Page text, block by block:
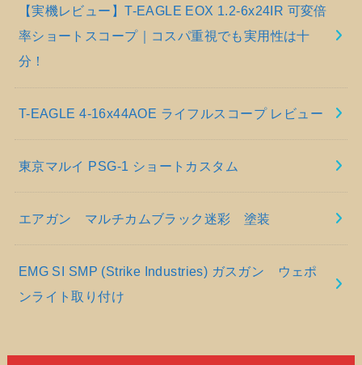
【実機レビュー】T-EAGLE EOX 1.2-6x24IR 可変倍
率ショートスコープ｜コスパ重視でも実用性は十
分！
T-EAGLE 4-16x44AOE ライフルスコープ レビュー
東京マルイ PSG-1 ショートカスタム
エアガン マルチカムブラック迷彩 塗装
EMG SI SMP (Strike Industries) ガスガン ウェポ
ンライト取り付け